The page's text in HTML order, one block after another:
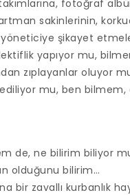
takımlarına, fotoğraf
sakinlerinin,
şikayet
yapıyor mu,
zıplayanlar oluyor
mu, ben bilmem,
de, ne bilirim biliyor
olduğunu bilirim…
bir zavallı kurbanlık